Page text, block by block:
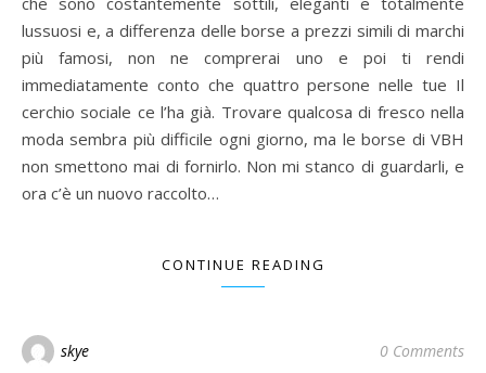
lussuosi e, a differenza delle borse a prezzi simili di marchi
più famosi, non ne comprerai uno e poi ti rendi
immediatamente conto che quattro persone nelle tue Il
cerchio sociale ce l’ha già. Trovare qualcosa di fresco nella
moda sembra più difficile ogni giorno, ma le borse di VBH
non smettono mai di fornirlo. Non mi stanco di guardarli, e
ora c’è un nuovo raccolto…
CONTINUE READING
skye 0 Comments